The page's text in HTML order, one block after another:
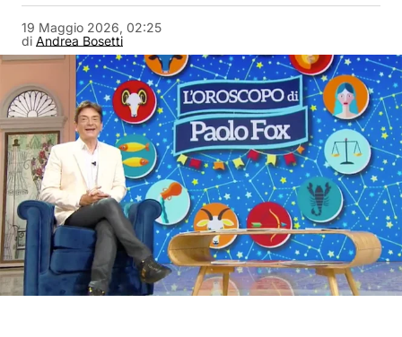
di Andrea Bosetti
19 Maggio 2026, 02:25